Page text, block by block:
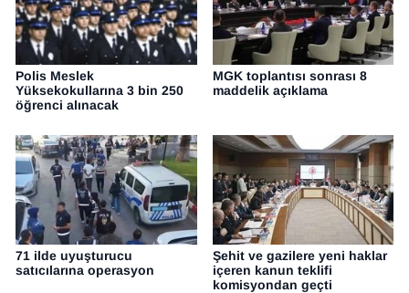
Polis Meslek
Yüksekokullarına 3 bin 250
öğrenci alınacak
MGK toplantısı sonrası 8
maddelik açıklama
71 ilde uyuşturucu
satıcılarına operasyon
Şehit ve gazilere yeni haklar
içeren kanun teklifi
komisyondan geçti